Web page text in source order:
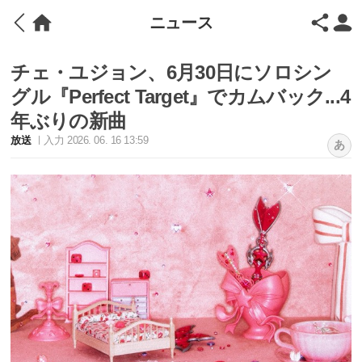
ニュース
チェ・ユジョン、6月30日にソロシン
グル『Perfect Target』でカムバック...4
年ぶりの新曲
放送 入力 2026. 06. 16 13:59 あ